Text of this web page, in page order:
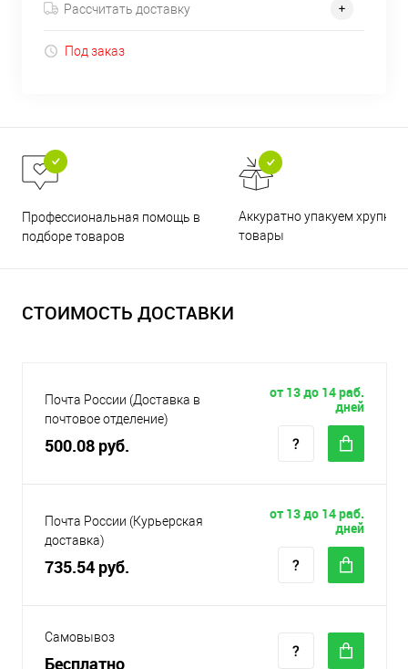
Рассчитать доставку
Под заказ
Профессиональная помощь в
подборе товаров
Аккуратно упакуем хрупкие
товары
СТОИМОСТЬ ДОСТАВКИ
Почта России (Доставка в
почтовое отделение)
500.08 руб.
от 13 до 14 раб.
дней
Почта России (Курьерская
доставка)
735.54 руб.
от 13 до 14 раб.
дней
Самовывоз
Бесплатно